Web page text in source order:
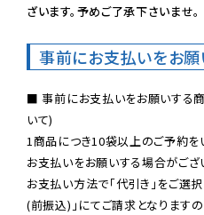
ざいます。予めご了承下さいませ。
事前にお支払いをお
■ 事前にお支払いをお願いする
いて)
1商品につき10袋以上のご予約を
お支払いをお願いする場合がござ
お支払い方法で「代引き」をご選
(前振込)」にてご請求となります